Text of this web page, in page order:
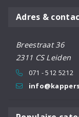
Adres &
Breestraat 36
2311 CS Leiden
071 - 512 5212